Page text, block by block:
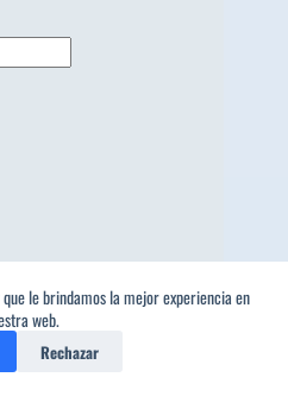
le brindamos la mejor experiencia en
web.
Rechazar